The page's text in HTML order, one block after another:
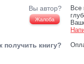
Вы автор?
Жалоба
Все
получить книгу?